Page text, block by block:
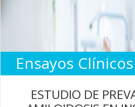
Ensayos Clínicos
ESTUDIO DE